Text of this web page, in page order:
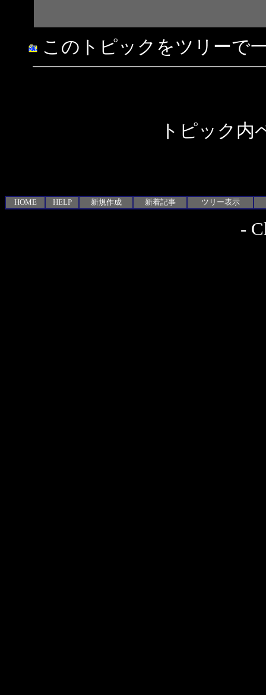
このトピックをツリーで
トピック内
HOME HELP 新規作成 新着記事 ツリー表示
-